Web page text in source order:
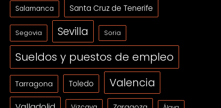
Salamanca Santa Cruz de Tenerife
Segovia Sevilla Soria
Sueldos y puestos de empleo
Tarragona Toledo Valencia